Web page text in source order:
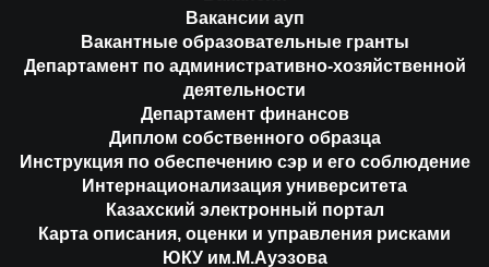
Вакансии ауп
Вакантные образовательные гранты
Департамент по административно-хозяйственной
деятельности
Департамент финансов
Диплом собственного образца
Инструкция по обеспечению сэр и его соблюдение
Интернационализация университета
Казахский электронный портал
Карта описания, оценки и управления рисками
ЮКУ им.М.Ауэзова